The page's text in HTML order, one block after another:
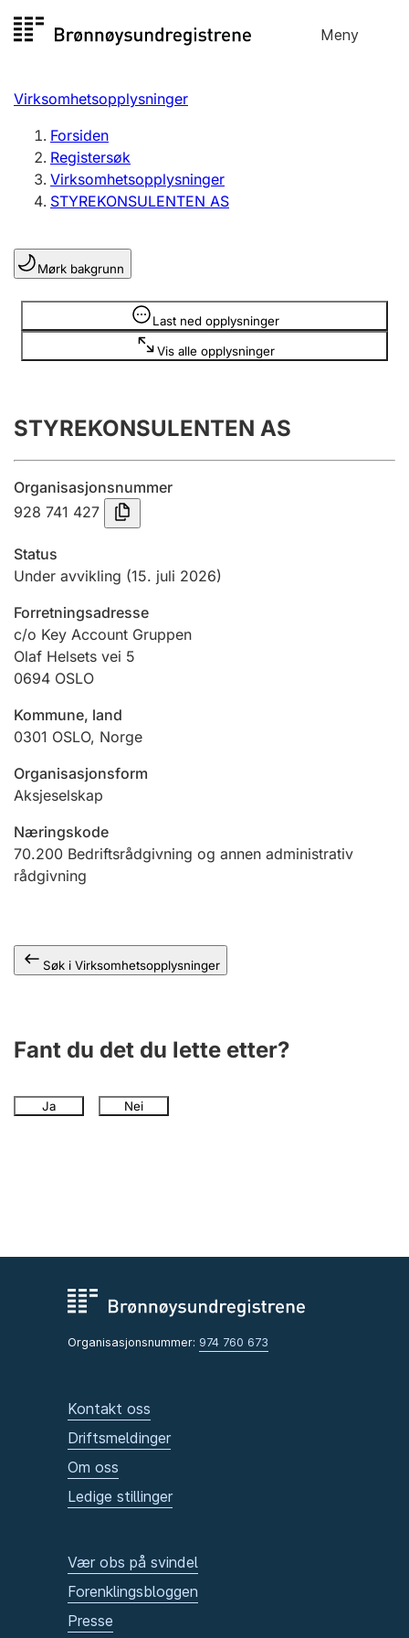
til
Meny
Registersøk
Aksjeselskap
Enkeltpersonforetak
Registrere, endre, slette
Lag og forening
Registrere, endre, slette
Årsregnskap
Innsending og forsinkelsesgebyr
Tinglysing
Betaling og jegeravgiftskort
Andre tema
Virksomhetsopplysninger
Forsiden
Registersøk
Virksomhetsopplysninger
STYREKONSULENTEN AS
Mørk bakgrunn
Last ned opplysninger
Vis alle opplysninger
Opplysninger er skjult
STYREKONSULENTEN AS
Organisasjonsnummer
928 741 427
Status
Under avvikling (15. juli 2026)
Forretningsadresse
c/o Key Account Gruppen
Olaf Helsets vei 5
0694 OSLO
Kommune, land
0301 OSLO, Norge
Organisasjonsform
Aksjeselskap
Næringskode
70.200 Bedriftsrådgivning og annen administrativ
rådgivning
Søk i Virksomhetsopplysninger
Fant du det du lette etter?
Ja Nei
Organisasjonsnummer: 974 760 673
Kontakt oss
Driftsmeldinger
Om oss
Ledige stillinger
Vær obs på svindel
Forenklingsbloggen
Presse